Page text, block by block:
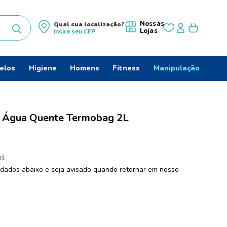
Qual sua localização?
Insira seu CEP
Nossas
Lojas
Higiene Homens Fitness Manipulação
Quente Termobag 2L